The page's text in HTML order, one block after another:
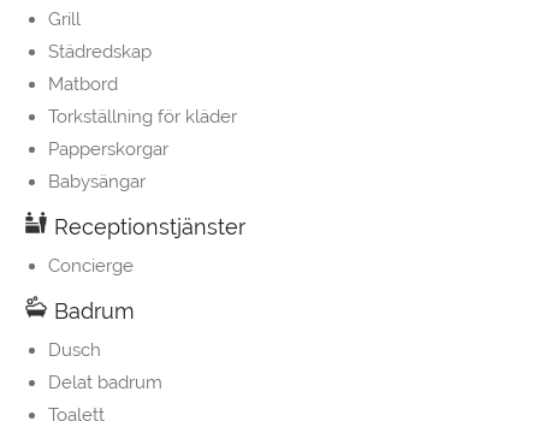
Grill
Städredskap
Matbord
Torkställning för kläder
Papperskorgar
Babysängar
Receptionstjänster
Concierge
Badrum
Dusch
Delat badrum
Toalett